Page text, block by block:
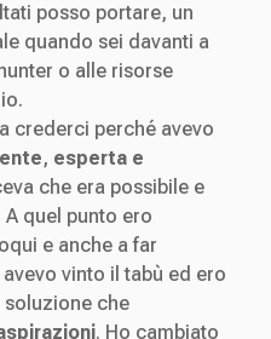
posso portare, un
quando sei davanti a
o alle risorse
crederci perché avevo
, esperta e
che era possibile e
quel punto ero
e anche a far
vinto il tabù ed ero
soluzione che
. Ho cambiato